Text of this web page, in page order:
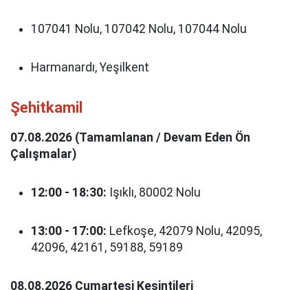
107041 Nolu, 107042 Nolu, 107044 Nolu
Harmanardı, Yeşilkent
Şehitkamil
07.08.2026 (Tamamlanan / Devam Eden Ön
Çalışmalar)
12:00 - 18:30: Işıklı, 80002 Nolu
13:00 - 17:00: Lefkoşe, 42079 Nolu, 42095,
42096, 42161, 59188, 59189
08.08.2026 Cumartesi Kesintileri